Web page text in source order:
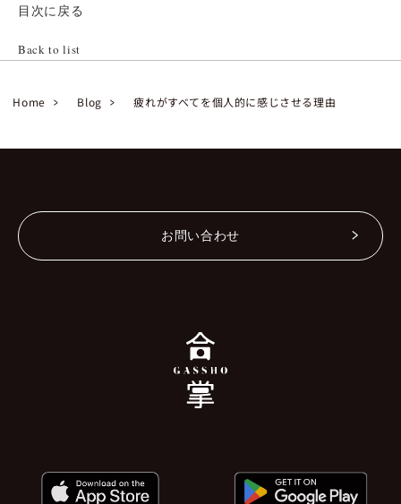
目次に戻る
Back to list
Home Blog 疲れがすべてを個人的に感じさせる理由
お問い合わせ